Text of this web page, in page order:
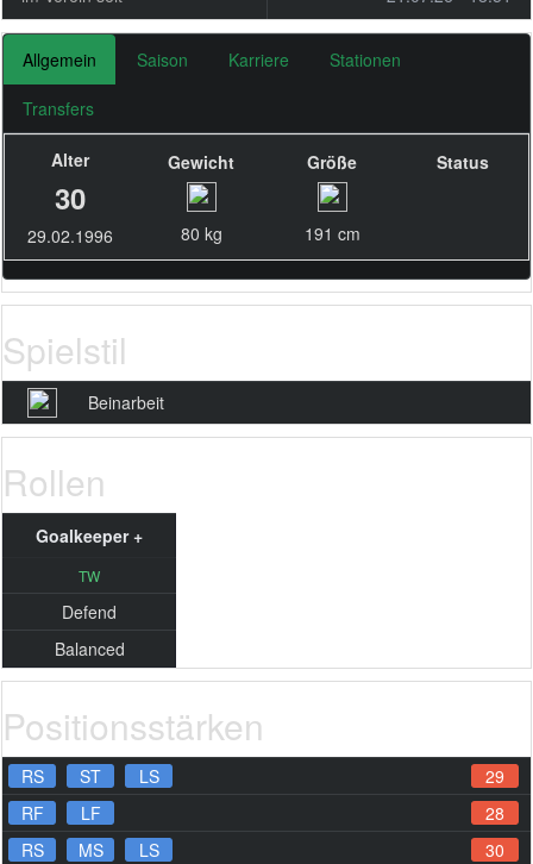
Allgemein Saison Karriere Stationen
Transfers
Alter
30
29.02.1996
Gewicht
80 kg
Größe
191 cm
Status
Spielstil
Beinarbeit
Rollen
Goalkeeper +
TW
Defend
Balanced
Positionsstärken
RS ST LS
29
RF
LF
28
RS
MS LS
30